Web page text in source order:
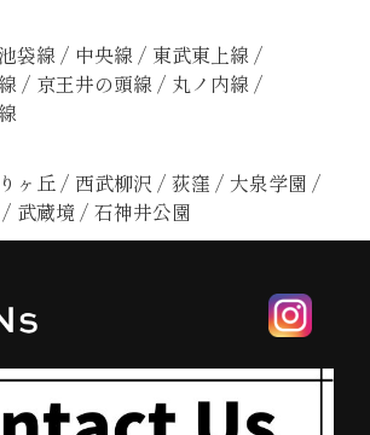
袋線 / 中央線 / 東武東上線 /
/ 京王井の頭線 / 丸ノ内線 /
ヶ丘 / 西武柳沢 / 荻窪 / 大泉学園 /
/ 武蔵境 / 石神井公園